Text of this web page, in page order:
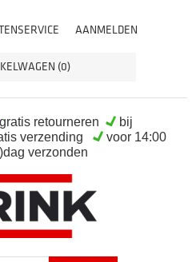
AANMELDEN
(0)
gratis retourneren
bij
verzending
voor 14:00
verzonden